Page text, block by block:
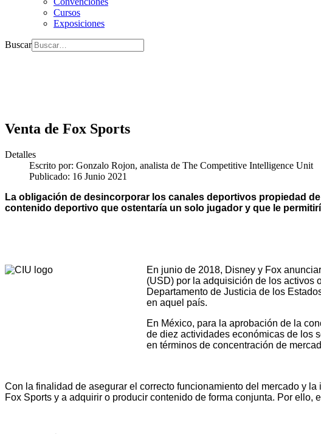
Cursos
Exposiciones
Buscar
Venta de Fox Sports
Detalles
Escrito por: Gonzalo Rojon, analista de The Competitive Intelligence Unit
Publicado: 16 Junio 2021
La obligación de desincorporar los canales deportivos propiedad
contenido deportivo que ostentaría un solo jugador y que le
En junio de 2018, Disney y Fox
(USD) por la adquisición de los activos
Departamento de Justicia de los
en aquel país.
En México, para la aprobación de la
de diez actividades económicas de los
en términos de concentración de
Con la finalidad de asegurar el correcto funcionamiento del mercado y
Fox Sports y a adquirir o producir contenido de forma conjunta. Por